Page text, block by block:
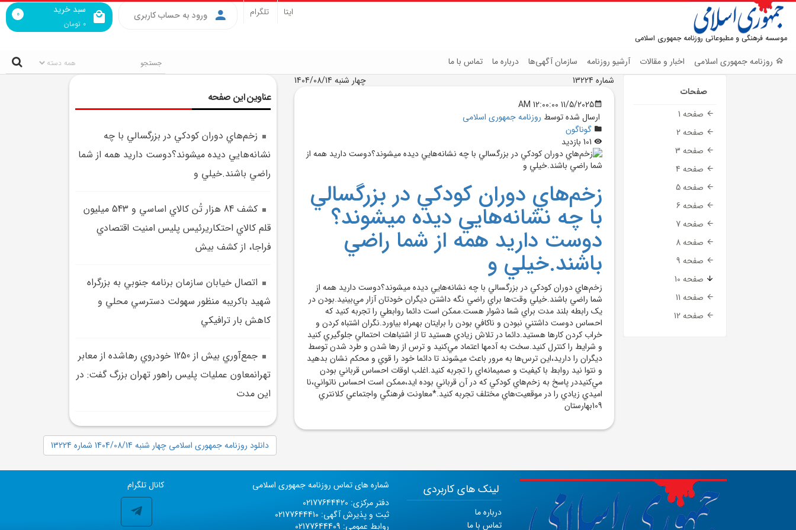
موسسه فرهنگی و مطبوعاتی روزنامه جمهوری اسلامی
سبد خرید
0 تومان
0 ورود به حساب کاربری ایتا تلگرام
روزنامه جمهوری اسلامی اخبار و مقالات آرشیو روزنامه سازمان آگهی‌ها درباره ما تماس با ما
صفحات
صفحه 1
صفحه 2
صفحه 3
صفحه 4
صفحه 5
صفحه 6
صفحه 7
صفحه 8
صفحه 9
صفحه 10
صفحه 11
صفحه 12
شماره 13224
چهار شنبه 1404/08/14
11/5/2025 12:00:00 AM
ارسال شده توسط روزنامه جمهوری اسلامی
گوناگون
زخم‌هاي دوران کودکي در بزرگسالي
با چه نشانه‌هايي ديده ميشوند؟
دوست داريد همه از شما راضي
باشند.خيلي و
زخم‌هاي دوران کودکي در بزرگسالي با چه نشانه‌هايي ديده ميشوند؟دوست داريد همه از
شما راضي باشند.خيلي وقت‌ها براي راضي نگه داشتن ديگران خودتان آزار مي‌بينيد.بودن در
يک رابطه بلند مدت براي شما دشوار هست.ممکن است دائما روابطي را تجربه کنيد که
احساس دوست داشتني نبودن و ناکافي بودن را برايتان بهمراه بياورد.نگران اشتباه کردن و
خراب کردن کارها هستيد.دائما در تلاش زيادي هستيد تا از اشتباهات احتمالي جلوگيري کنيد
و شرايط را کنترل کنيد.سخت به آدمها اعتماد مي‌کنيد و ترس از رها شدن و طرد شدن توسط
ديگران را داريد،اين ترس‌ها به مرور باعث ميشوند تا دائما خود را قوي و محکم نشان بدهيد
و نتوا نيد روابط با کيفيت و صميمانه‌اي را تجربه کنيد.اغلب اوقات احساس قرباني بودن
مي‌کنيددر پاسخ به زخم‌هاي کودکي که در آن قرباني بوده ايد،ممکن است احساس ناتواني،نا
اميدي زيادي را در موقعيت‌هاي مختلف تجربه کنيد.*معاونت فرهنگي واجتماعي کلانتري
109بهارستان
عناوین این صفحه
زخم‌هاي دوران کودکي در بزرگسالي با چه
نشانه‌هايي ديده ميشوند؟دوست داريد همه از شما
راضي باشند.خيلي و
کشف 84 هزار تُن کالاي اساسي و 543 ميليون
قلم کالاي احتکاريرئيس پليس امنيت اقتصادي
فراجا، از کشف بيش
اتصال خيابان سازمان برنامه جنوبي به بزرگراه
شهيد باکريبه منظور سهولت دسترسي محلي و
کاهش بار ترافيکي
جمع‌آوري بيش از 1250 خودروي رهاشده از معابر
تهرانمعاون عمليات پليس راهور تهران بزرگ گفت: در
اين مدت
دانلود روزنامه جمهوری اسلامی چهار شنبه 1404/08/14 شماره 13224
کانال تلگرام
شماره های تماس روزنامه جمهوری اسلامی
دفتر مرکزی: 02177644420
ثبت و پذیرش آگهی: 02177644410
روابط عمومی: 02177644409
لینک های کاربردی
درباره ما
تماس با ما